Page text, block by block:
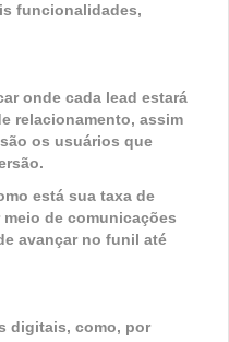
funcionalidades,
onde cada lead estará
relacionamento, assim
os usuários que
está sua taxa de
de comunicações
avançar no funil até
digitais, como, por